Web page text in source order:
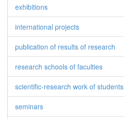
exhibitions
international projects
publication of results of research
research schools of faculties
scientific-research work of students
seminars